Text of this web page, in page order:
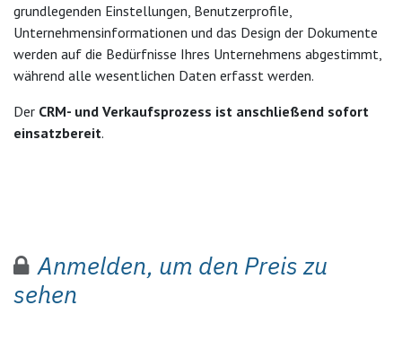
grundlegenden Einstellungen, Benutzerprofile,
Unternehmensinformationen und das Design der Dokumente
werden auf die Bedürfnisse Ihres Unternehmens abgestimmt,
während alle wesentlichen Daten erfasst werden.
Der CRM- und Verkaufsprozess ist anschließend sofort
einsatzbereit.
Anmelden, um den Preis zu
sehen